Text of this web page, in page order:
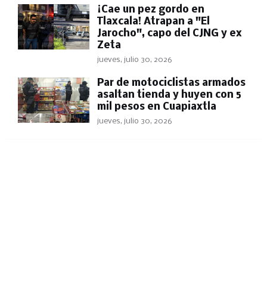
​¡Cae un pez gordo en
Tlaxcala! Atrapan a "El
Jarocho", capo del CJNG y ex
Zeta
jueves, julio 30, 2026
Par de motociclistas armados
asaltan tienda y huyen con 5
mil pesos en Cuapiaxtla
jueves, julio 30, 2026